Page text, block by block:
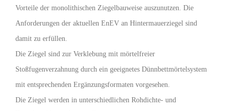
Vorteile der monolithischen Ziegelbauweise auszunutzen. Die
Anforderungen der aktuellen EnEV an Hintermauerziegel sind
damit zu erfüllen.
Die Ziegel sind zur Verklebung mit mörtelfreier
Stoßfugenverzahnung durch ein geeignetes Dünnbettmörtelsystem
mit entsprechenden Ergänzungsformaten vorgesehen.
Die Ziegel werden in unterschiedlichen Rohdichte- und